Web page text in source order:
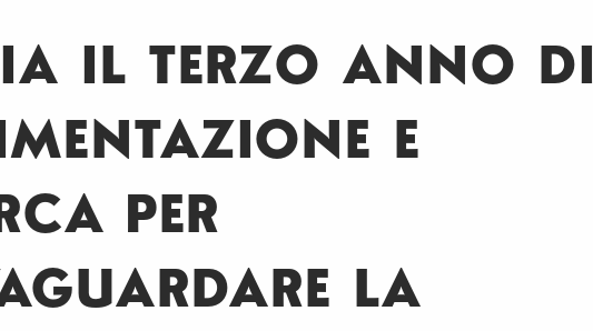
Modena
News
IL TERZO ANNO DI
E
PER
LA